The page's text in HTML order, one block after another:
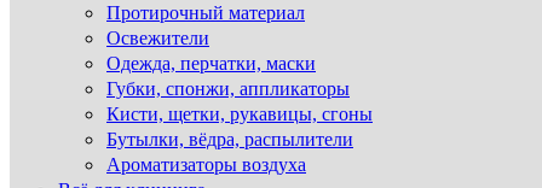
Протирочный материал
Освежители
Одежда, перчатки, маски
Губки, спонжи, аппликаторы
Кисти, щетки, рукавицы, сгоны
Бутылки, вёдра, распылители
Ароматизаторы воздуха